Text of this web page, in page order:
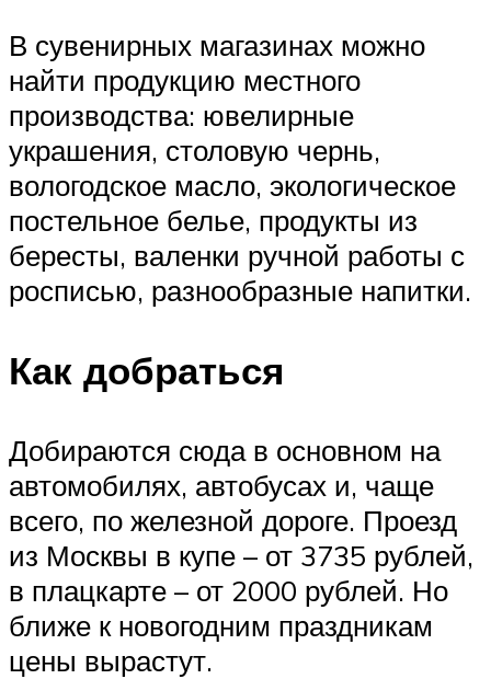
В сувенирных магазинах можно
найти продукцию местного
производства: ювелирные
украшения, столовую чернь,
вологодское масло, экологическое
постельное белье, продукты из
бересты, валенки ручной работы с
росписью, разнообразные напитки.
Как добраться
Добираются сюда в основном на
автомобилях, автобусах и, чаще
всего, по железной дороге. Проезд
из Москвы в купе – от 3735 рублей,
в плацкарте – от 2000 рублей. Но
ближе к новогодним праздникам
цены вырастут.